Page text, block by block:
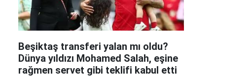
Beşiktaş transferi yalan mı oldu?
Dünya yıldızı Mohamed Salah, eşine
rağmen servet gibi teklifi kabul etti